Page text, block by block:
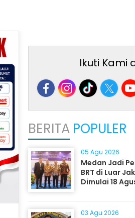
Ikuti Kami
BERITA POPULER
05 Agu 2026
Medan Jadi
BRT di Luar
Dimulai 18
03 Agu 2026